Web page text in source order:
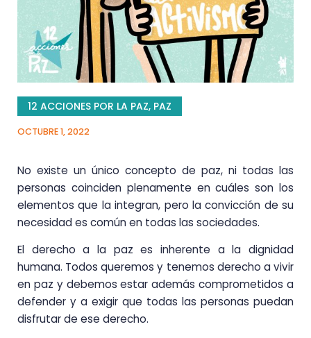
12 ACCIONES POR LA PAZ, PAZ
OCTUBRE 1, 2022
No existe un único concepto de paz, ni todas las
personas coinciden plenamente en cuáles son los
elementos que la integran, pero la convicción de su
necesidad es común en todas las sociedades.
El derecho a la paz es inherente a la dignidad
humana. Todos queremos y tenemos derecho a vivir
en paz y debemos estar además comprometidos a
defender y a exigir que todas las personas puedan
disfrutar de ese derecho.